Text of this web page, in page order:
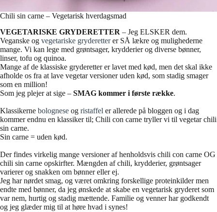
Chili sin carne – Vegetarisk hverdagsmad
VEGETARISKE GRYDERETTER – Jeg ELSKER dem.
Veganske og vegetariske gryderetterer SÅ lækre og mulighederne
mange. Vi kan lege med grøntsager, krydderier og diverse bønner,
linser, tofu og quinoa.
Mange af de klassiske gryderetter er lavet med kød, men det skal ikke
afholde os fra at lave vegetar versioner uden kød, som stadig smager
som en million!
Som jeg plejer at sige – SMAG kommer i første række.
Klassikerne bolognese og ristaffel er allerede på bloggen og i dag
kommer endnu en klassiker til; Chili con carne tryller vi til vegetar chili
sin carne.
Sin carne = uden kød.
Der findes virkelig mange versioner af henholdsvis chili con carne OG
chili sin carne opskirfter. Mængden af chili, krydderier, grøntsager
varierer og snakken om bønner eller ej.
Jeg har nørdet smag, og været omkring forskellige proteinkilder men
endte med bønner, da jeg ønskede at skabe en vegetarisk gryderet som
var nem, hurtig og stadig mættende. Familie og venner har godkendt
og jeg glæder mig til at høre hvad i synes!